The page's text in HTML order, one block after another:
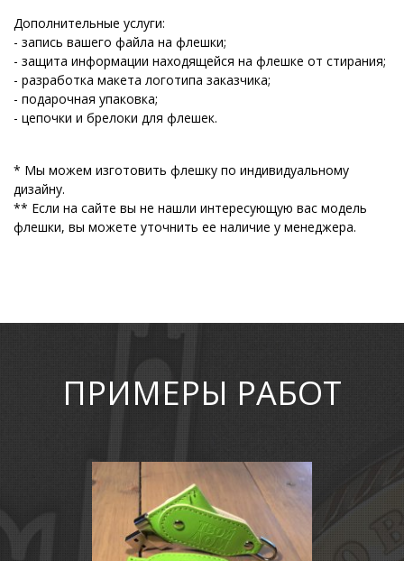
Дополнительные услуги:
- запись вашего файла на флешки;
- защита информации находящейся на флешке от стирания;
- разработка макета логотипа заказчика;
- подарочная упаковка;
- цепочки и брелоки для флешек.
* Мы можем изготовить флешку по индивидуальному
дизайну.
** Если на сайте вы не нашли интересующую вас модель
флешки, вы можете уточнить ее наличие у менеджера.
ПРИМЕРЫ РАБОТ